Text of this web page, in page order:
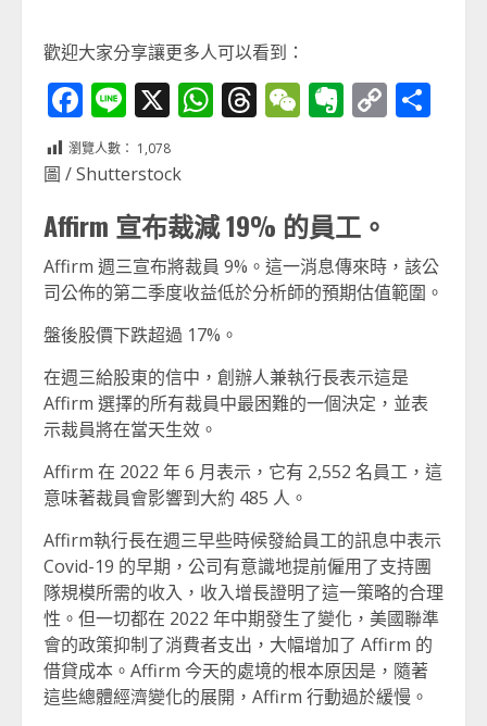
歡迎大家分享讓更多人可以看到：
Facebook
Line
X WhatsApp
Threads
WeChat
Evernote
Copy
瀏覽人數： 1,078
圖 / Shutterstock
Affirm 宣布裁減 19% 的員工。
Affirm 週三宣布將裁員 9%。這一消息傳來時，該公
司公佈的第二季度收益低於分析師的預期估值範圍。
盤後股價下跌超過 17%。
在週三給股東的信中，創辦人兼執行長表示這是
Affirm 選擇的所有裁員中最困難的一個決定，並表
示裁員將在當天生效。
Affirm 在 2022 年 6 月表示，它有 2,552 名員工，這
意味著裁員會影響到大約 485 人。
Affirm執行長在週三早些時候發給員工的訊息中表示
Covid-19 的早期，公司有意識地提前僱用了支持團
隊規模所需的收入，收入增長證明了這一策略的合理
性。但一切都在 2022 年中期發生了變化，美國聯準
會的政策抑制了消費者支出，大幅增加了 Affirm 的
借貸成本。Affirm 今天的處境的根本原因是，隨著
這些總體經濟變化的展開，Affirm 行動過於緩慢。